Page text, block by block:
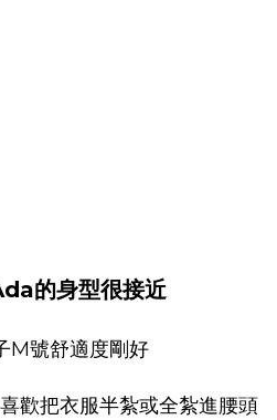
的身型很接近
M號舒適度剛好
歡把衣服半紮或全紮進腰頭